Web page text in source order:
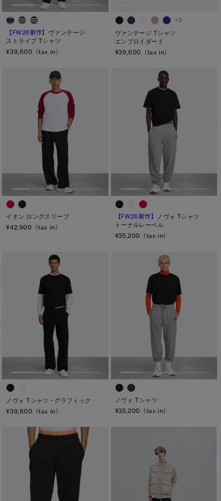
【FW26新作】 ヴァンテージ
ストライプ Tシャツ
¥39,600（tax in）
+3
ヴァンテージ Tシャツ
エンブロイダード
¥39,600（tax in）
イオン ロングスリーブ
¥42,900（tax in）
【FW26新作】
ノヴォ Tシャツ
トーナルレーベル
¥35,200（tax in）
ノヴォ Tシャツ - グラフィック
¥39,600（tax in）
ノヴォ Tシャツ
¥35,200（tax in）